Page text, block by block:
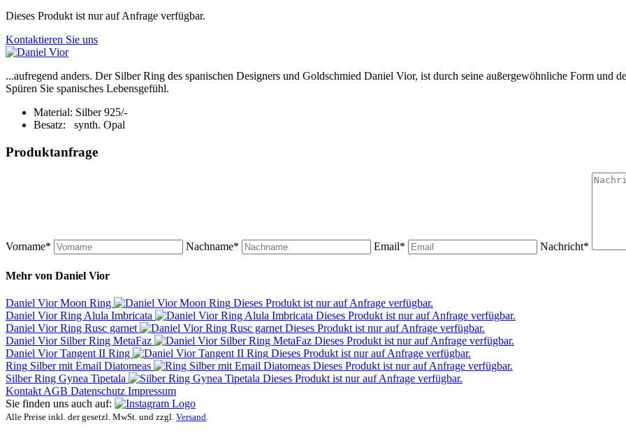
Dieses Produkt ist nur auf Anfrage verfügbar.
Kontaktieren Sie uns
...aufregend anders. Der Silber Ring des spanischen Designers und Goldschmied Daniel Vior, ist durch seine außergewöhnliche Form und
Spüren Sie spanisches Lebensgefühl.
Material: Silber 925/-
Besatz: synth. Opal
Produktanfrage
Vorname* Nachname* Email* Nachricht*
Mehr von Daniel Vior
Daniel Vior Moon Ring
Dieses Produkt ist nur auf Anfrage verfügbar.
Daniel Vior Ring Alula Imbricata
Dieses Produkt ist nur auf Anfrage verfügbar.
Daniel Vior Ring Rusc garnet
Dieses Produkt ist nur auf Anfrage verfügbar.
Daniel Vior Silber Ring MetaFaz
Dieses Produkt ist nur auf Anfrage verfügbar.
Daniel Vior Tangent II Ring
Dieses Produkt ist nur auf Anfrage verfügbar.
Ring Silber mit Email Diatomeas
Dieses Produkt ist nur auf Anfrage verfügbar.
Silber Ring Gynea Tipetala
Dieses Produkt ist nur auf Anfrage verfügbar.
Kontakt AGB Datenschutz Impressum
Sie finden uns auch auf:
Alle Preise inkl. der gesetzl. MwSt. und zzgl. Versand